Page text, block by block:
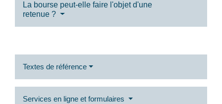
La bourse peut-elle faire l'objet d'une
retenue ?
Textes de référence
Services en ligne et formulaires